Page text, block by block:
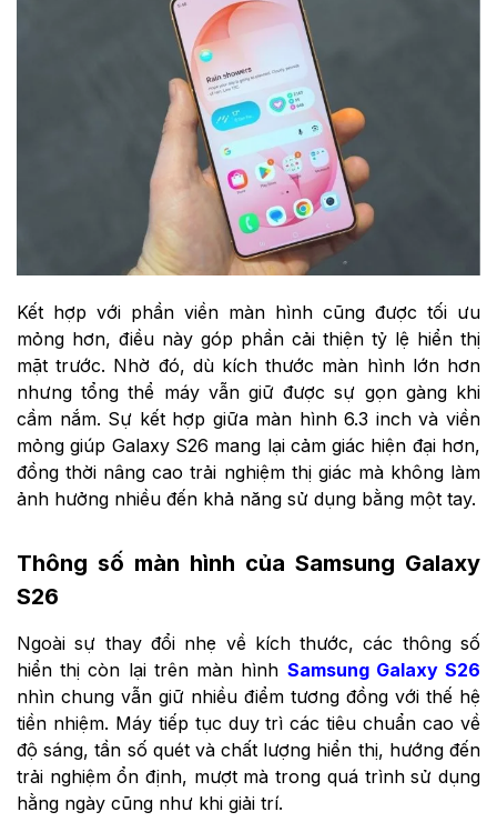
Kết hợp với phần viền màn hình cũng được tối ưu
mỏng hơn, điều này góp phần cải thiện tỷ lệ hiển thị
mặt trước. Nhờ đó, dù kích thước màn hình lớn hơn
nhưng tổng thể máy vẫn giữ được sự gọn gàng khi
cầm nắm. Sự kết hợp giữa màn hình 6.3 inch và viền
mỏng giúp Galaxy S26 mang lại cảm giác hiện đại hơn,
đồng thời nâng cao trải nghiệm thị giác mà không làm
ảnh hưởng nhiều đến khả năng sử dụng bằng một tay.
Thông số màn hình của Samsung Galaxy
S26
Ngoài sự thay đổi nhẹ về kích thước, các thông số
hiển thị còn lại trên màn hình Samsung Galaxy S26
nhìn chung vẫn giữ nhiều điểm tương đồng với thế hệ
tiền nhiệm. Máy tiếp tục duy trì các tiêu chuẩn cao về
độ sáng, tần số quét và chất lượng hiển thị, hướng đến
trải nghiệm ổn định, mượt mà trong quá trình sử dụng
hằng ngày cũng như khi giải trí.